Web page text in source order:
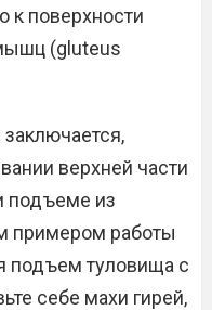
к поверхности
(gluteus
верхней части
подъеме из
примером работы
подъем туловища с
себе махи гирей,